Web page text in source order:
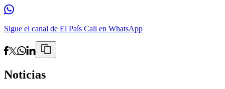
Sigue el canal de El País Cali en WhatsApp
Noticias